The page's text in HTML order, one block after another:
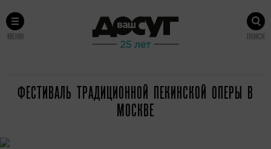
МЕНЮ ПОИСК
ФЕСТИВАЛЬ ТРАДИЦИОННОЙ ПЕКИНСКОЙ ОПЕРЫ В
МОСКВЕ